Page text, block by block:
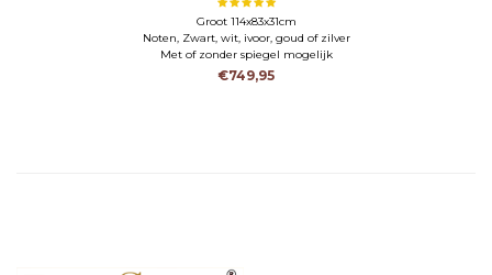
Groot 114x83x31cm
Noten, Zwart, wit, ivoor, goud of zilver
Met of zonder spiegel mogelijk
€749,95